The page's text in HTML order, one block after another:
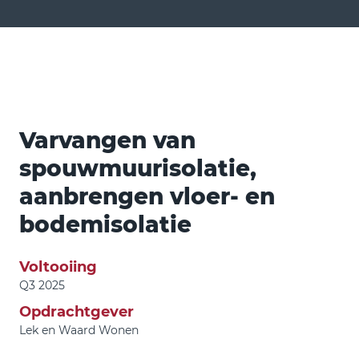
Varvangen van
spouwmuurisolatie,
aanbrengen vloer- en
bodemisolatie
Voltooiing
Q3 2025
Opdrachtgever
Lek en Waard Wonen